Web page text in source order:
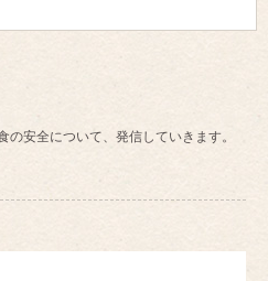
の安全について、発信していきます。